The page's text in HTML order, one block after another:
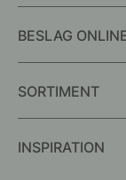
BESLAG
SORTIMENT
INSPIRATION